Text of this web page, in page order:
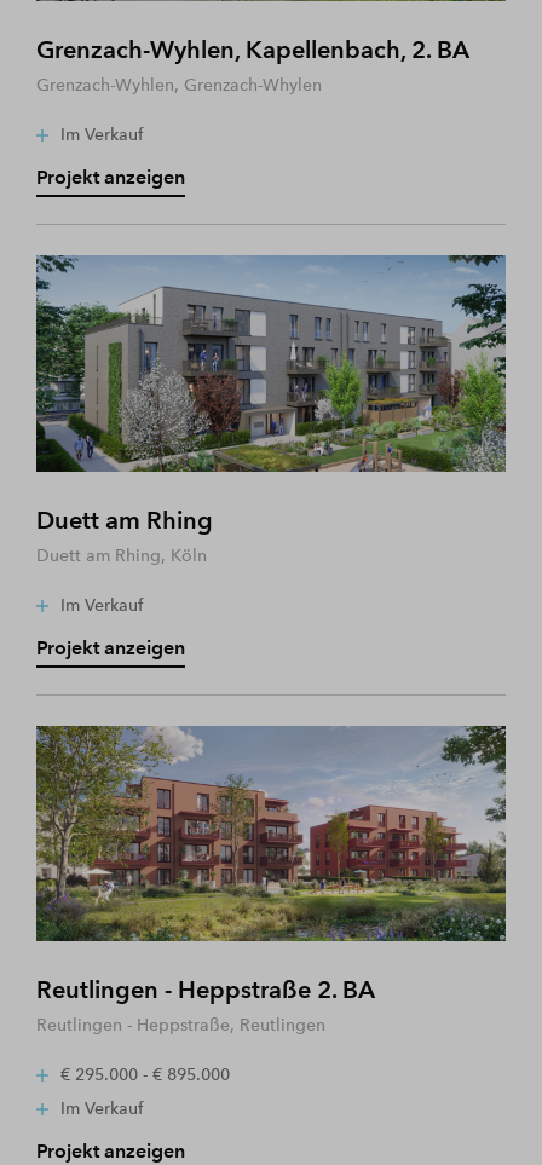
Grenzach-Wyhlen, Kapellenbach, 2. BA
Grenzach-Wyhlen, Grenzach-Whylen
Im Verkauf
Projekt anzeigen
Duett am Rhing
Duett am Rhing, Köln
Im Verkauf
Projekt anzeigen
Reutlingen - Heppstraße 2. BA
Reutlingen - Heppstraße, Reutlingen
€ 295.000 - € 895.000
Im Verkauf
Projekt anzeigen